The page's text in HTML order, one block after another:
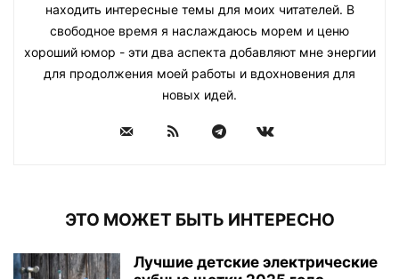
находить интересные темы для моих читателей. В
свободное время я наслаждаюсь морем и ценю
хороший юмор - эти два аспекта добавляют мне энергии
для продолжения моей работы и вдохновения для
новых идей.
ЭТО МОЖЕТ БЫТЬ ИНТЕРЕСНО
Лучшие детские электрические